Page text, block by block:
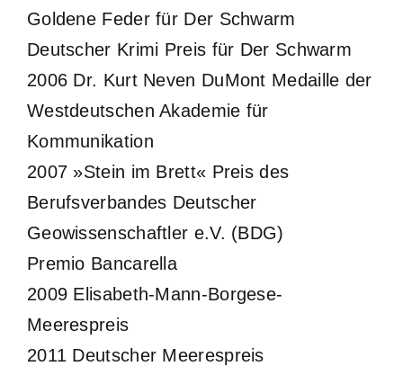
Goldene Feder für Der Schwarm
Deutscher Krimi Preis für Der Schwarm
2006 Dr. Kurt Neven DuMont Medaille der
Westdeutschen Akademie für
Kommunikation
2007 »Stein im Brett« Preis des
Berufsverbandes Deutscher
Geowissenschaftler e.V. (BDG)
Premio Bancarella
2009 Elisabeth-Mann-Borgese-
Meerespreis
2011 Deutscher Meerespreis